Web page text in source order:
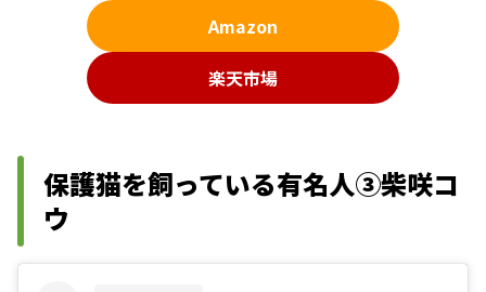
Amazon
楽天市場
保護猫を飼っている有名人③柴咲コ
ウ